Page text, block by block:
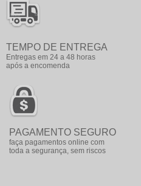
TEMPO DE ENTREGA
Entregas em 24 a 48 horas
após a encomenda
PAGAMENTO SEGURO
faça pagamentos online com
toda a segurança, sem riscos